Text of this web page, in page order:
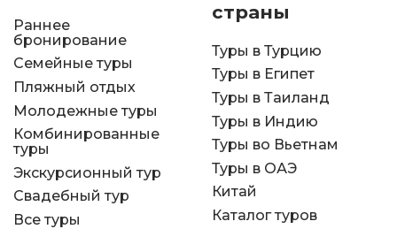
Раннее
бронирование
Семейные туры
Пляжный отдых
Молодежные туры
Комбинированные
туры
Экскурсионный тур
Свадебный тур
Все туры
страны
Туры в Турцию
Туры в Египет
Туры в Таиланд
Туры в Индию
Туры во Вьетнам
Туры в ОАЭ
Китай
Каталог туров